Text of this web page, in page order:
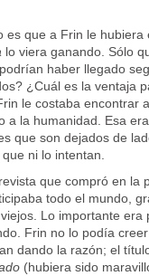
es que a Frin le
lo viera ganando. Sólo
haber llegado
¿Cuál es la ventaja
le costaba encontrar
a la humanidad. Esa
que son dejados de
ni lo intentan.
que compró en la
todo el mundo,
Lo importante
Frin no lo podía
dando la razón; el
(hubiera sido